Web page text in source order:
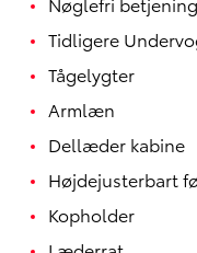
Tidligere
Tågelygter
Armlæn
Dellæder kabine
Højdejusterbart
Kopholder